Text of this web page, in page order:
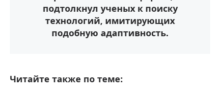
подтолкнул ученых к поиску
технологий, имитирующих
подобную адаптивность.
Читайте также по теме: